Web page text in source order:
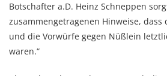
Botschafter a.D. Heinz Schneppen
zusammengetragenen Hinweise,
und die Vorwürfe gegen Nüßlein
waren.“